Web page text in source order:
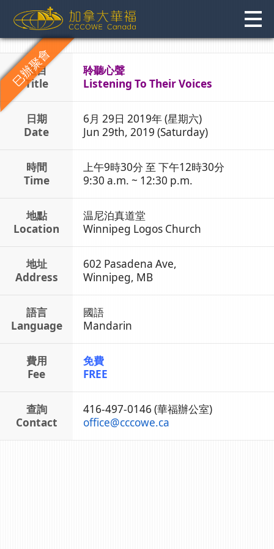
content
題目
Title
聆聽心聲
Listening To Their Voices
日期
Date
6月 29日 2019年 (星期六)
Jun 29th, 2019 (Saturday)
時間
Time
上午9時30分 至 下午12時30分
9:30 a.m. ~ 12:30 p.m.
地點
Location
温尼泊真道堂
Winnipeg Logos Church
地址
Address
602 Pasadena Ave,
Winnipeg, MB
語言
Language
國語
Mandarin
費用
Fee
免費
FREE
查詢
Contact
416-497-0146 (華福辦公室)
office@cccowe.ca